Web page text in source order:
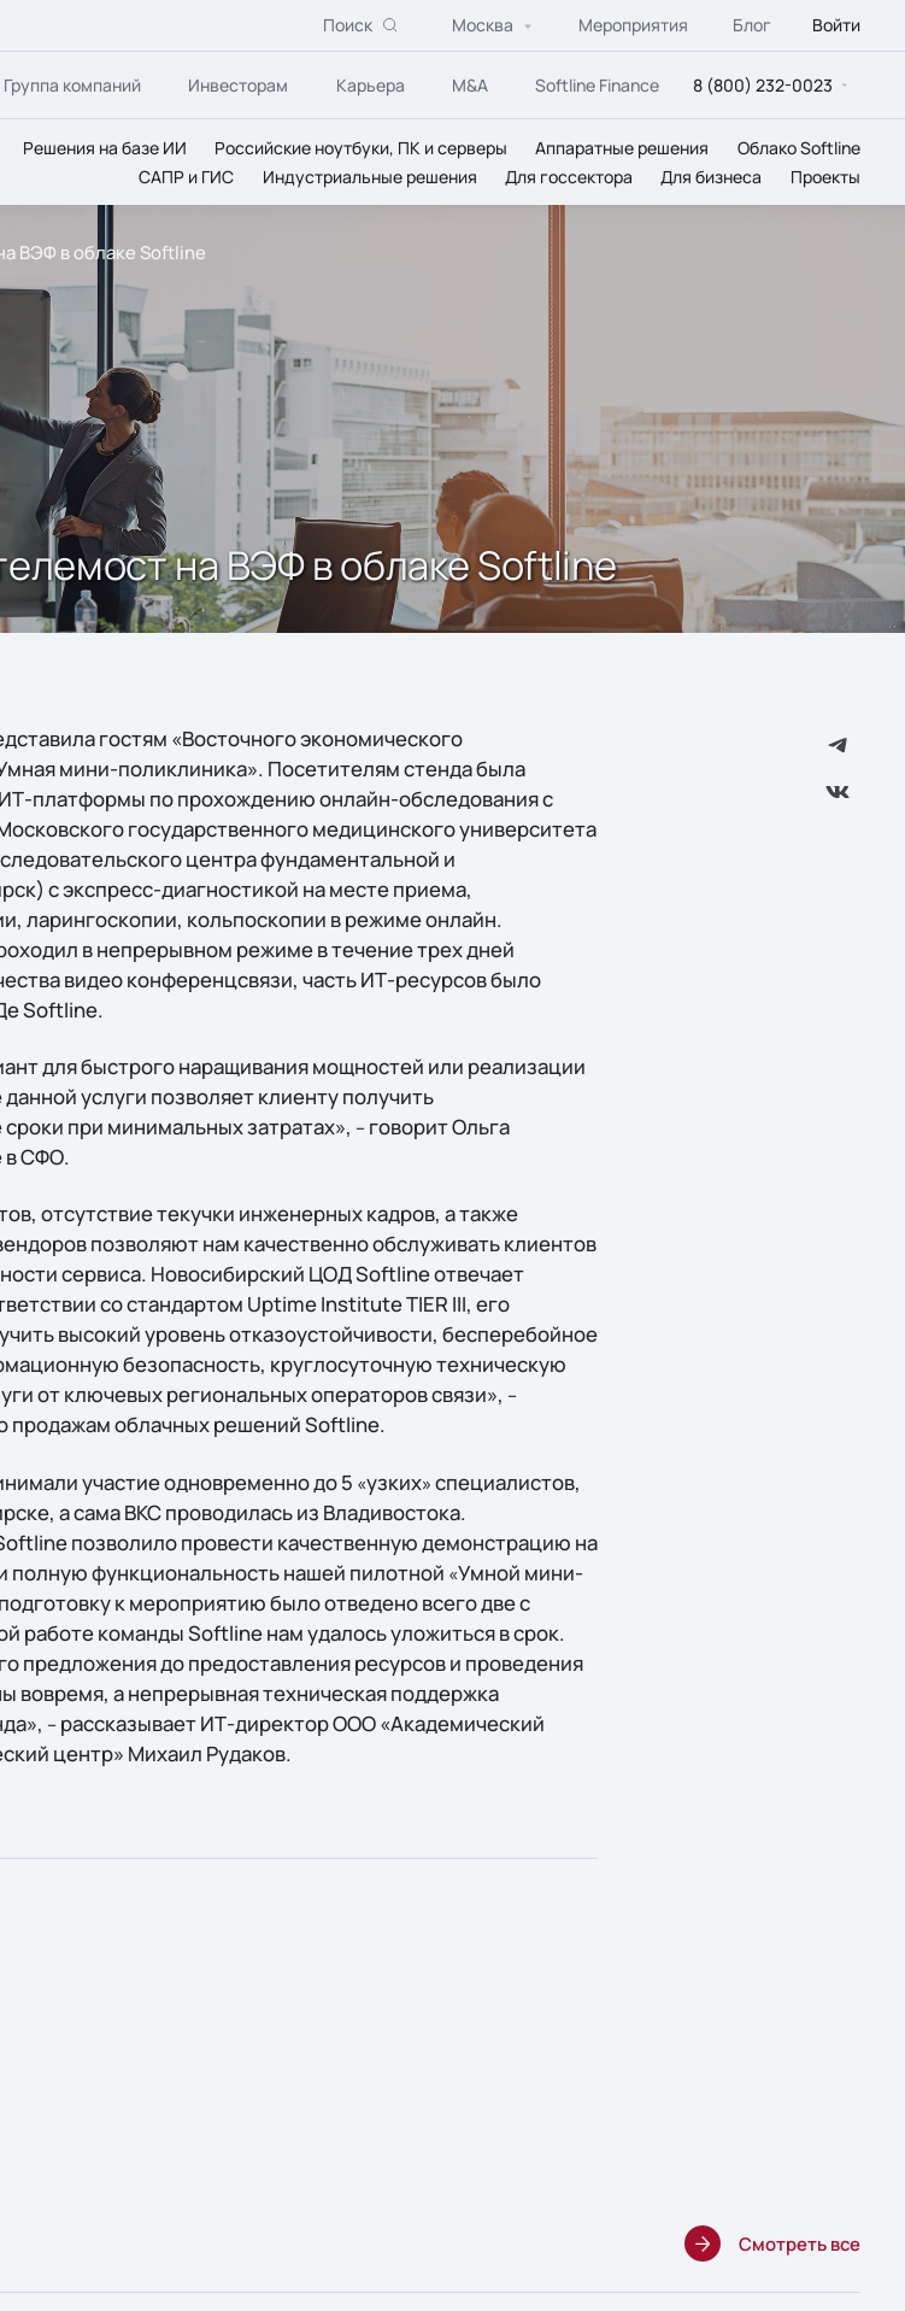
Поиск Москва Мероприятия Блог Войти
Группа компаний Инвесторам Карьера M&A Softline Finance 8 (800) 232-0023
Решения на базе ИИ Российские ноутбуки, ПК и серверы Аппаратные решения
Облако Softline
САПР и ГИС
Индустриальные решения Для госсектора Для бизнеса Проекты
ВЭФ в облаке Softline
на ВЭФ в облаке Softline
гостям «Восточного экономического
мини-поликлиника». Посетителям стенда была
платформы по прохождению онлайн-обследования с
государственного медицинского университета
центра фундаментальной и
с экспресс-диагностикой на месте приема,
ларингоскопии, кольпоскопии в режиме онлайн.
в непрерывном режиме в течение трех дней
видео конференцсвязи, часть ИТ-ресурсов было
Softline.
для быстрого наращивания мощностей или реализации
услуги позволяет клиенту получить
при минимальных затратах», –говорит Ольга
в СФО.
отсутствие текучки инженерных кадров, а также
позволяют нам качественно обслуживать клиентов
сервиса. Новосибирский ЦОД Softline отвечает
со стандартом Uptime Institute TIER III, его
высокий уровень отказоустойчивости, бесперебойное
безопасность, круглосуточную техническую
от ключевых региональных операторов связи», –
продажам облачных решений Softline.
участие одновременно до 5 «узких» специалистов,
а сама ВКС проводилась из Владивостока.
позволило провести качественную демонстрацию на
полную функциональность нашей пилотной «Умной мини-
к мероприятию было отведено всего две с
работе команды Softline нам удалось уложиться в срок.
предложения до предоставления ресурсов и проведения
вовремя, а непрерывная техническая поддержка
–рассказывает ИТ-директор ООО «Академический
центр» Михаил Рудаков.
Смотреть все